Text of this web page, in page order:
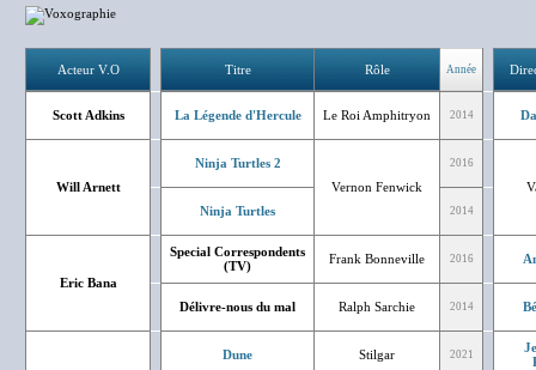
Acteur V.O Titre Rôle Année
Scott Adkins La Légende d'Hercule Le Roi Amphitryon 2014
Will Arnett
Ninja Turtles 2
Vernon Fenwick
2016
Ninja Turtles
2014
Eric Bana
Special Correspondents
(TV)
Frank Bonneville 2016
Délivre-nous du mal Ralph Sarchie 2014
Dune Stilgar 2021